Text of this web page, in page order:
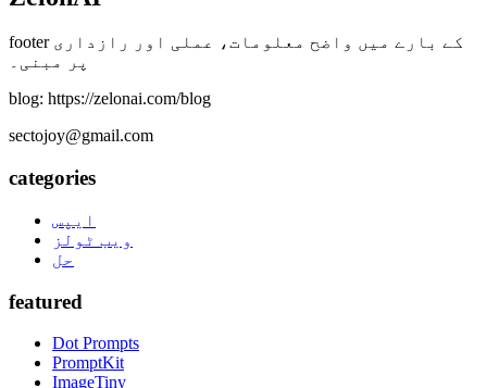
footer کے بارے میں واضح معلومات، عملی اور رازداری
پر مبنی۔
blog: https://zelonai.com/blog
sectojoy@gmail.com
categories
ایپس
ویب ٹولز
حل
featured
Dot Prompts
PromptKit
ImageTiny